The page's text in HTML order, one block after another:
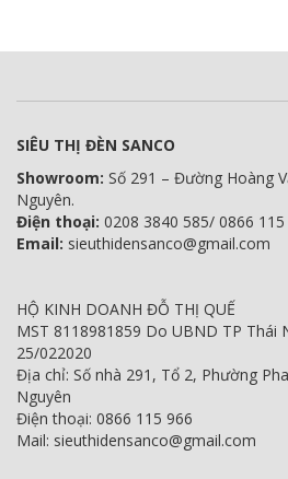
SIÊU THỊ ĐÈN SANCO
Showroom: Số 291 – Đường Hoàng
Nguyên.
Điện thoại: 0208 3840 585/ 0866 115
Email: sieuthidensanco@gmail.com
HỘ KINH DOANH ĐỖ THỊ QUẾ
MST 8118981859 Do UBND TP Thái
25/022020
Địa chỉ: Số nhà 291, Tổ 2, Phường
Nguyên
Điện thoại: 0866 115 966
Mail: sieuthidensanco@gmail.com